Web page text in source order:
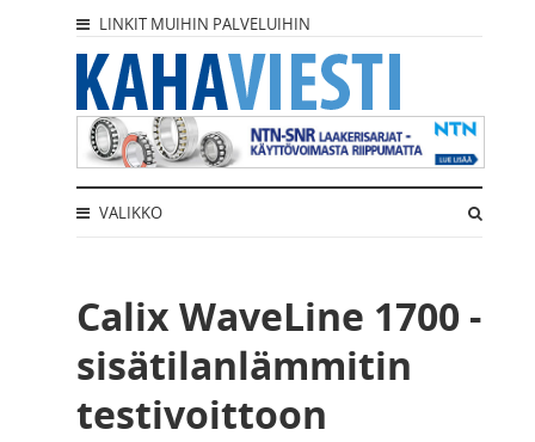
LINKIT MUIHIN PALVELUIHIN
VALIKKO
Calix WaveLine 1700 -
sisätilanlämmitin
testivoittoon